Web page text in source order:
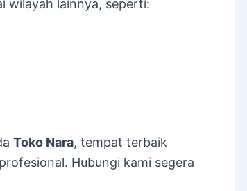
wilayah lainnya, seperti:
Toko Nara, tempat terbaik
Hubungi kami segera